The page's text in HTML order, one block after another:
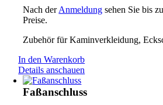
Nach derAnmeldung sehen Sie bis
Preise.
Zubehör für Kaminverkleidung,
In den Warenkorb
Details anschauen
Faßanschluss